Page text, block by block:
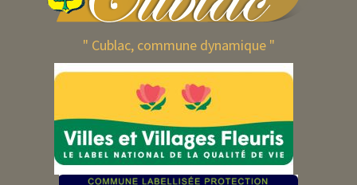
" Cublac, commune dynamique "